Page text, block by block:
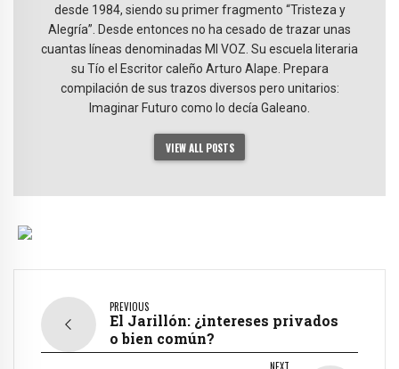
desde 1984, siendo su primer fragmento “Tristeza y
Alegría”. Desde entonces no ha cesado de trazar unas
cuantas líneas denominadas MI VOZ. Su escuela literaria
su Tío el Escritor caleño Arturo Alape. Prepara
compilación de sus trazos diversos pero unitarios:
Imaginar Futuro como lo decía Galeano.
VIEW ALL POSTS
PREVIOUS
El Jarillón: ¿intereses privados
o bien común?